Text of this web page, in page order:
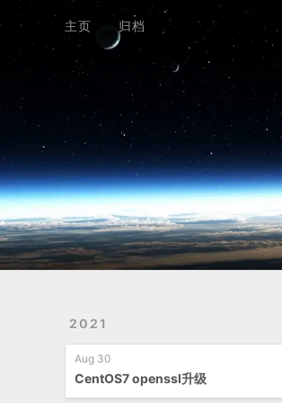
主页 归档
2021
Aug 30
CentOS7 openssl升级